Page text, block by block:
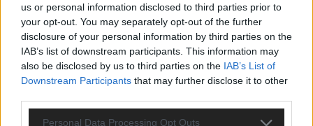
us or personal information disclosed to third parties prior to
your opt-out. You may separately opt-out of the further
disclosure of your personal information by third parties on the
IAB’s list of downstream participants. This information may
also be disclosed by us to third parties on the IAB’s List of
Downstream Participants that may further disclose it to other
Personal Data Processing Opt Outs
ESC 2026 Finale: JJ mit Mozart-Eröffnung, Eurovision-
Allstars und Parov Stelar als Interval Acts
Mai 2026
ESC 2026 Grand Final: Startreihenfolge steht – alle 25 Acts